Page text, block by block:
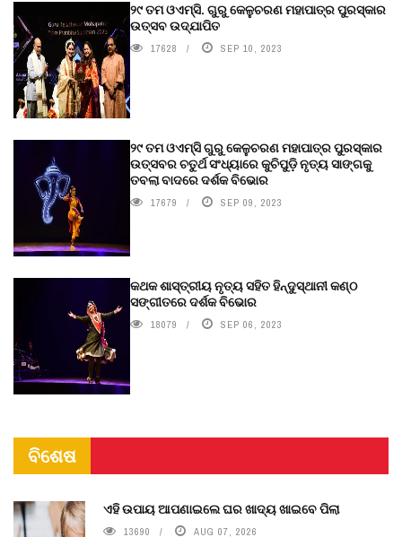
୨୯ ତମ ଓଏମ୍‌ସି. ଗୁରୁ କେଳୁଚରଣ ମହାପାତ୍ର ପୁରସ୍କାର
ଉତ୍ସବ ଉଦ୍‍ଯାପିତ
17628 SEP 10, 2023
୨୯ ତମ ଓଏମ୍‌ସି ଗୁରୁ କେଳୁଚରଣ ମହାପାତ୍ର ପୁରସ୍କାର
ଉତ୍ସବର ଚତୁର୍ଥ ସଂଧ୍ୟାରେ କୁଚିପୁଡ଼ି ନୃତ୍ୟ ସାଙ୍ଗକୁ
ତବଲା ବାଦରେ ଦର୍ଶକ ବିଭୋର
17679 SEP 09, 2023
କଥକ ଶାସ୍ତ୍ରୀୟ ନୃତ୍ୟ ସହିତ ହିନ୍ଦୁସ୍ଥାନୀ କଣ୍ଠ
ସଙ୍ଗୀତରେ ଦର୍ଶକ ବିଭୋର
18079 SEP 06, 2023
ବିଶେଷ
ଏହି ଉପାୟ ଆପଣାଇଲେ ଘର ଖାଦ୍ୟ ଖାଇବେ ପିଲା
13690 AUG 07, 2026